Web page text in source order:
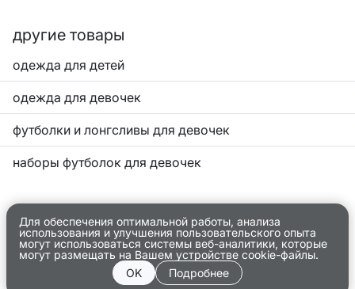
другие товары
одежда для детей
одежда для девочек
футболки и лонгсливы для девочек
наборы футболок для девочек
Для обеспечения оптимальной работы, анализа
использования и улучшения пользовательского опыта
могут использоваться системы веб-аналитики, которые
могут размещать на Вашем устройстве cookie-файлы.
OK
Подробнее